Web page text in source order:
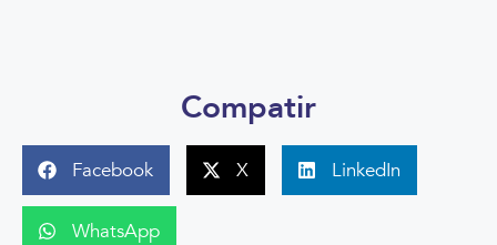
Compatir
Facebook X LinkedIn
WhatsApp